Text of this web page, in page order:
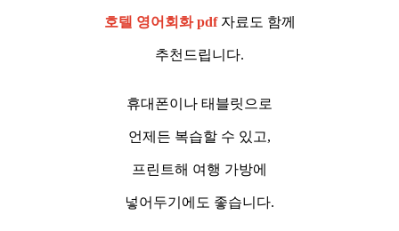
호텔 영어회화 pdf 자료도 함께
추천드립니다.
휴대폰이나 태블릿으로
언제든 복습할 수 있고,
프린트해 여행 가방에
넣어두기에도 좋습니다.